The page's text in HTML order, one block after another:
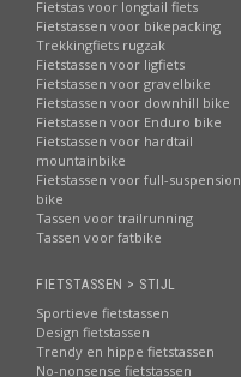
Fietstas voor longtail fiets
Fietstassen voor bikepacking
Trekkingfiets rugzak
Fietstassen voor ligfiets
Fietstassen voor gravelbike
Fietstassen voor downhill bike
Fietstassen voor Enduro bike
Fietstassen voor hardtail
mountainbike
Fietstassen voor full-suspension
bike
Tassen voor trailrunning
Tassen voor fatbike
FIETSTASSEN > STIJL
Sportieve fietstassen
Design fietstassen
Trendy en hippe fietstassen
No-nonsense fietstassen